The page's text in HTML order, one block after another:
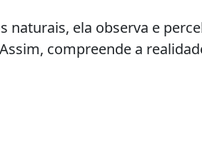
naturais, ela observa e
compreende a